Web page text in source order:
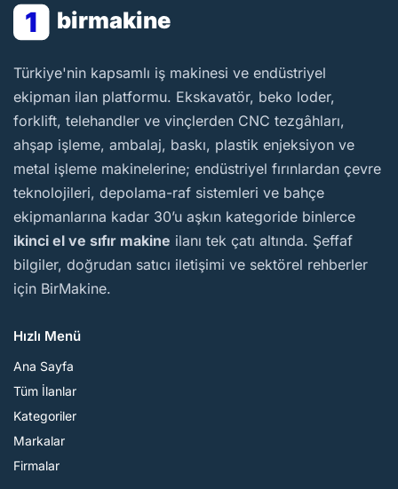
1 birmakine
BirMakine
Türkiye'nin kapsamlı iş makinesi ve endüstriyel
ekipman ilan platformu. Ekskavatör, beko loder,
forklift, telehandler ve vinçlerden CNC tezgâhları,
ahşap işleme, ambalaj, baskı, plastik enjeksiyon ve
metal işleme makinelerine; endüstriyel fırınlardan çevre
teknolojileri, depolama-raf sistemleri ve bahçe
ekipmanlarına kadar 30’u aşkın kategoride binlerce
ikinci el ve sıfır makine ilanı tek çatı altında. Şeffaf
bilgiler, doğrudan satıcı iletişimi ve sektörel rehberler
için BirMakine.
Hızlı Menü
Ana Sayfa
Tüm İlanlar
Kategoriler
Markalar
Firmalar